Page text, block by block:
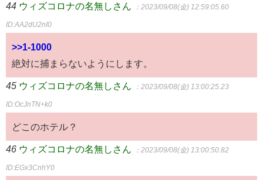
44 ウィズコロナの名無しさん ：2023/09/08(金) 12:59:05.60
ID:AA2dU2nI0
>>1-1000
絶対に捕まらないようにします。
45 ウィズコロナの名無しさん ：2023/09/08(金) 13:00:25.23
ID:OcJnTN+k0
どこのホテル？
46 ウィズコロナの名無しさん ：2023/09/08(金) 13:00:50.82
ID:EGx3CnhY0